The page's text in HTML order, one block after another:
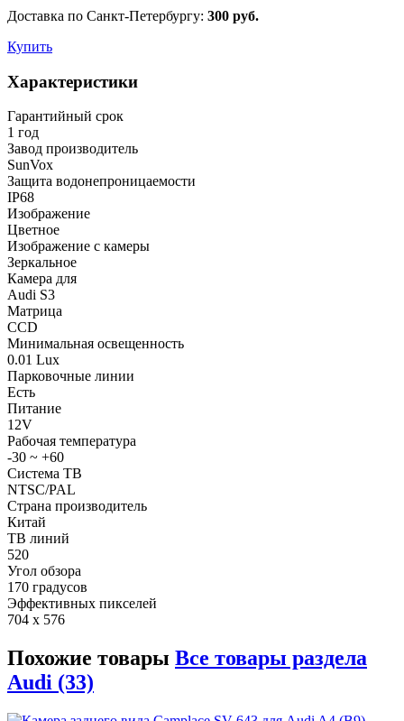
Доставка по Санкт-Петербургу: 300 руб.
Купить
Характеристики
Гарантийный срок
1 год
Завод производитель
SunVox
Защита водонепроницаемости
IP68
Изображение
Цветное
Изображение с камеры
Зеркальное
Камера для
Audi S3
Матрица
CCD
Минимальная освещенность
0.01 Lux
Парковочные линии
Есть
Питание
12V
Рабочая температура
-30 ~ +60
Система ТВ
NTSC/PAL
Страна производитель
Китай
ТВ линий
520
Угол обзора
170 градусов
Эффективных пикселей
704 x 576
Похожие товары Все товары раздела
Audi (33)